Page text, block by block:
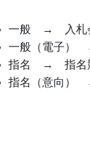
一般 → 入札会
一般（電子）
指名 → 指名
指名（意向）